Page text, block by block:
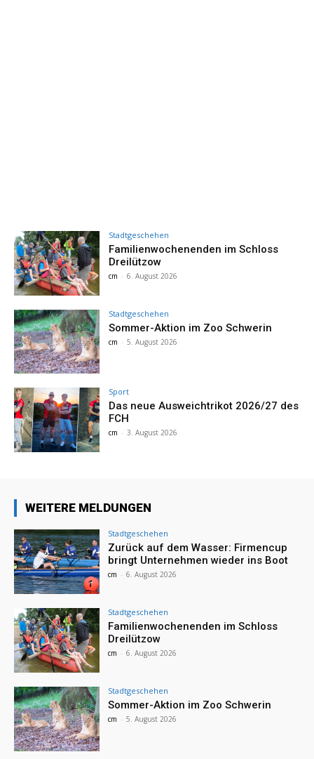
Stadtgeschehen
Familienwochenenden im Schloss
Dreilützow
cm - 6. August 2026
Stadtgeschehen
Sommer-Aktion im Zoo Schwerin
cm - 5. August 2026
Sport
Das neue Ausweichtrikot 2026/27 des
FCH
cm - 3. August 2026
WEITERE MELDUNGEN
Stadtgeschehen
Zurück auf dem Wasser: Firmencup
bringt Unternehmen wieder ins Boot
cm - 6. August 2026
Stadtgeschehen
Familienwochenenden im Schloss
Dreilützow
cm - 6. August 2026
Stadtgeschehen
Sommer-Aktion im Zoo Schwerin
cm - 5. August 2026